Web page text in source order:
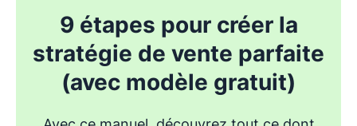
9 étapes pour créer la
stratégie de vente parfaite
(avec modèle gratuit)